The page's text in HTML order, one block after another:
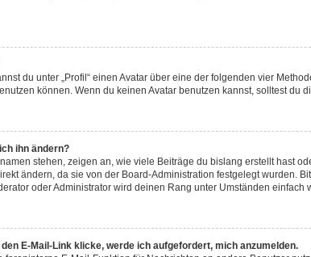
du unter „Profil“ einen Avatar über eine der folgenden vier
können. Wenn du keinen Avatar benutzen kannst, solltest du
ihn ändern?
stehen, zeigen an, wie viele Beiträge du bislang erstellt hast
ändern, da sie von der Board-Administration festgelegt
oder Administrator wird deinen Rang unter Umständen einfach
E-Mail-Link klicke, werde ich aufgefordert, mich anzumelden.